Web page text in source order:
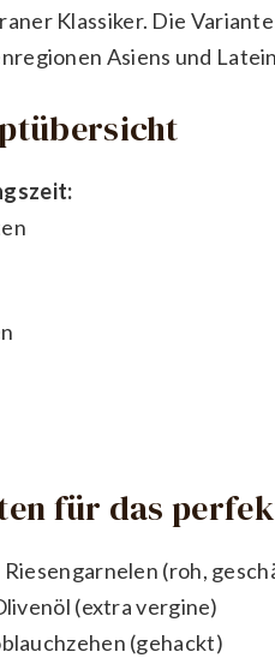
Klassiker. Die
Asiens und
für das
Riesengarnelen (roh,
(extra vergine)
(gehackt)